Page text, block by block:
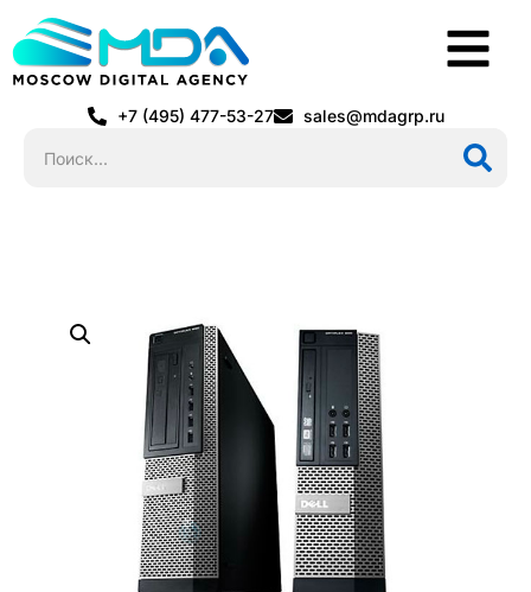
+7 (495) 477-53-27 sales@mdagrp.ru